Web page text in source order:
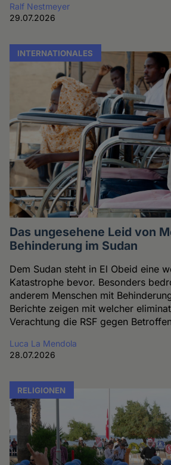
Ralf Nestmeyer
29.07.2026
INTERNATIONALES
Das ungesehene Leid von
Behinderung im Sudan
Dem Sudan steht in El Obeid eine
Katastrophe bevor. Besonders
anderem Menschen mit
Berichte zeigen mit welcher
Verachtung die RSF gegen
Luca La Mendola
28.07.2026
RELIGIONEN